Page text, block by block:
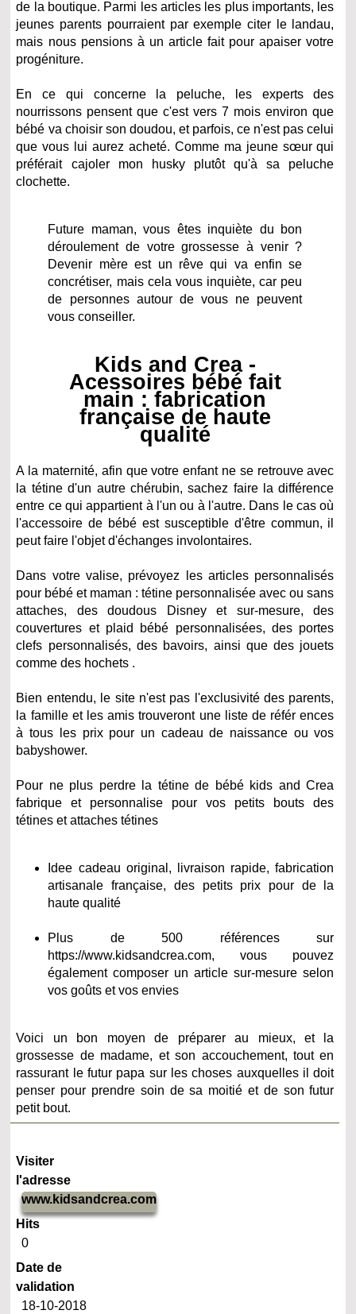
de la boutique. Parmi les articles les plus importants, les
jeunes parents pourraient par exemple citer le landau,
mais nous pensions à un article fait pour apaiser votre
progéniture.
En ce qui concerne la peluche, les experts des
nourrissons pensent que c'est vers 7 mois environ que
bébé va choisir son doudou, et parfois, ce n'est pas celui
que vous lui aurez acheté. Comme ma jeune sœur qui
préférait cajoler mon husky plutôt qu'à sa peluche
clochette.
Future maman, vous êtes inquiète du bon
déroulement de votre grossesse à venir ?
Devenir mère est un rêve qui va enfin se
concrétiser, mais cela vous inquiète, car peu
de personnes autour de vous ne peuvent
vous conseiller.
Kids and Crea -
Acessoires bébé fait
main : fabrication
française de haute
qualité
A la maternité, afin que votre enfant ne se retrouve avec
la tétine d'un autre chérubin, sachez faire la différence
entre ce qui appartient à l'un ou à l'autre. Dans le cas où
l'accessoire de bébé est susceptible d'être commun, il
peut faire l'objet d'échanges involontaires.
Dans votre valise, prévoyez les articles personnalisés
pour bébé et maman : tétine personnalisée avec ou sans
attaches, des doudous Disney et sur-mesure, des
couvertures et plaid bébé personnalisées, des portes
clefs personnalisés, des bavoirs, ainsi que des jouets
comme des hochets .
Bien entendu, le site n'est pas l'exclusivité des parents,
la famille et les amis trouveront une liste de référ ences
à tous les prix pour un cadeau de naissance ou vos
babyshower.
Pour ne plus perdre la tétine de bébé kids and Crea
fabrique et personnalise pour vos petits bouts des
tétines et attaches tétines
Idee cadeau original, livraison rapide, fabrication
artisanale française, des petits prix pour de la
haute qualité
Plus de 500 références sur
https://www.kidsandcrea.com, vous pouvez
également composer un article sur-mesure selon
vos goûts et vos envies
Voici un bon moyen de préparer au mieux, et la
grossesse de madame, et son accouchement, tout en
rassurant le futur papa sur les choses auxquelles il doit
penser pour prendre soin de sa moitié et de son futur
petit bout.
Visiter
l'adresse
www.kidsandcrea.com
Hits
0
Date de
validation
18-10-2018